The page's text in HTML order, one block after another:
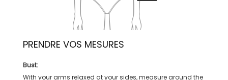
PRENDRE VOS MESURES
Bust:
With your arms relaxed at your sides, measure around the